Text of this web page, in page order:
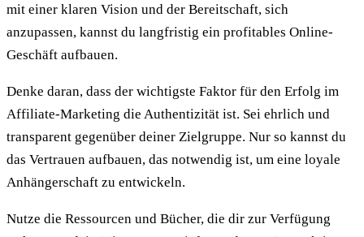
mit einer klaren Vision und der Bereitschaft, sich
anzupassen, kannst du langfristig ein profitables Online-
Geschäft aufbauen.
Denke daran, dass der wichtigste Faktor für den Erfolg im
Affiliate-Marketing die Authentizität ist. Sei ehrlich und
transparent gegenüber deiner Zielgruppe. Nur so kannst du
das Vertrauen aufbauen, das notwendig ist, um eine loyale
Anhängerschaft zu entwickeln.
Nutze die Ressourcen und Bücher, die dir zur Verfügung